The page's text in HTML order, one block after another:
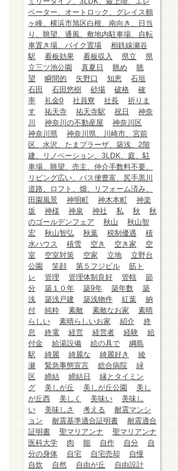
ベーター、オートロック、グレイス鶴
ヶ峰、横浜市旭区白根、南向き、日当
り、眺望、通風、敷地内駐車場、自転
車置き場、バイク置場
相鉄線瀬谷
駅
看板効果 看板収入 県立
県
立三ツ池公園
真夏日 眺め
眺
望
瞬間的 矢野口 知恵
石垣
石田
石田悠樹 砂場 破格
確
率
礼金0 社員寮 社長
祈りま
す
祐天寺 祐天寺駅 祝日
神奈
川
神奈川の不動産屋
神奈川区
神奈川県
神奈川県、川崎市、宮前
区、水沢、たまプラーザ、築浅、2階
建、リノベーション、3LDK、庭、駐
車場、眺望、売主、仲介手数料不要、
リビング広い、バス便豊富、尻手黒川
道路、ロフト、畑、リフォーム済み、
田園風景
神明町 神木本町
神楽
坂
神様 神泉 神社 私 秋
秋
のゴールデンフェア
秋山
秋山智
宏
秋山智弘 秋葉 税制優遇
積
水ハウス
積雪 空き 空き家
空
室
空室対策 空家 立地
立野台
公園
笑顔 第５フジビル
筋ト
レ
管理 管理体制良好 管轄
節
分
築１０年 築9年 築年数
築
浅
築浅戸建 築浅物件 紅葉
納
付
純粋 素敵 素敵なお家
素晴
らしい
素晴らしいお家 紹介
終
息
終電 経営 経営者 経験
給
付金
給湯設備 絵の具で
綱島
駅
綺麗 綺麗な 綺麗好き
綾
瀬
緊急事態宣言 総合病院
緑
区
締結 締結日
縁とタイミン
グ
美しが丘 美しが丘公園
美し
が丘西
美しく 美味い
美味し
い
美味しさ 考える
耐震マンシ
ョン
耐震基準適合証明書
耐震適合
証明書
聖マリアンナ
聖マリアンナ
医科大学
肉 能 自作 自分
自
分の身体
自宅 自宅売却
自慢
自炊
自然 自由が丘
自由設計